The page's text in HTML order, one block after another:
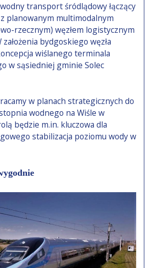
transport śródlądowy łączący
planowanym multimodalnym
rzecznym) węzłem logistycznym
bydgoskiego węzła
wiślanego terminala
w sąsiedniej gminie Solec
w planach strategicznych do
wodnego na Wiśle w
będzie m.in. kluczowa dla
stabilizacja poziomu wody w